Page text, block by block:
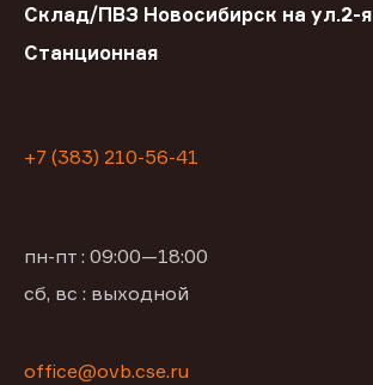
Склад/ПВЗ Новосибирск на ул.2-я
Станционная
+7 (383) 210-56-41
пн-пт : 09:00—18:00
сб, вс : выходной
office@ovb.cse.ru